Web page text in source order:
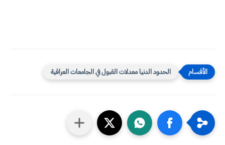
الحدود الدنيا معدلات القبول في الجامعات العراقية